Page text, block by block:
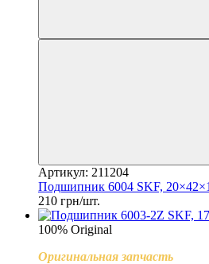
Артикул: 211204
Подшипник 6004 SKF,
210 грн/шт.
100% Original
Оригинальная запчасть